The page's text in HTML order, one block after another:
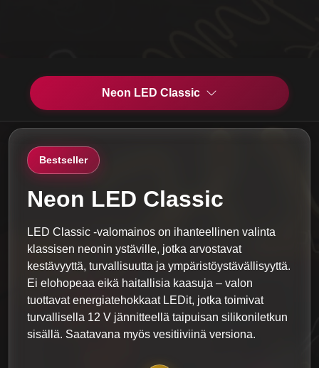
Neon LED Classic
Bestseller
Neon LED Classic
LED Classic -valomainos on ihanteellinen valinta
klassisen neonin ystäville, jotka arvostavat
kestävyyttä, turvallisuutta ja ympäristöystävällisyyttä.
Ei elohopeaa eikä haitallisia kaasuja – valon
tuottavat energiatehokkaat LEDit, jotka toimivat
turvallisella 12 V jännitteellä taipuisan silikoniletkun
sisällä. Saatavana myös vesitiiviinä versiona.